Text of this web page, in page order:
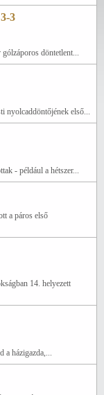
3
döntetlent...
nyolcaddöntőjének első...
- például a hétszer...
a páros első
14. helyezett
a házigazda,...